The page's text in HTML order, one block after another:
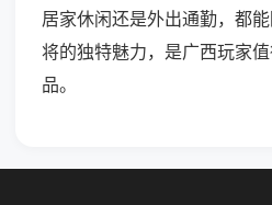
居家休闲还是外出通勤，都
将的独特魅力，是广西玩家
品。